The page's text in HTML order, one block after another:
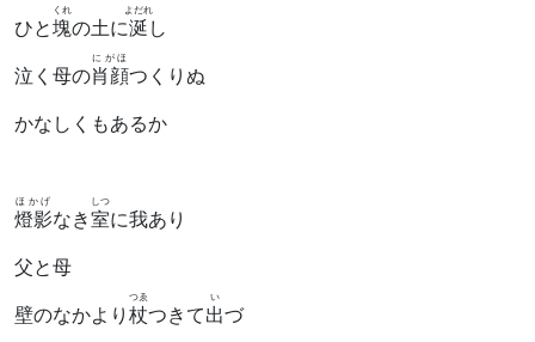
ひと塊
くれ
の土に涎
よだれ
し
泣く母の肖顔
にがほ
つくりぬ
かなしくもあるか
燈影
ほかげ
なき室
しつ
に我あり
父と母
壁のなかより 杖
つゑ
つきて出
い
づ